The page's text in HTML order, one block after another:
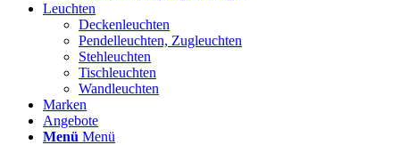
Leuchten
Deckenleuchten
Pendelleuchten, Zugleuchten
Stehleuchten
Tischleuchten
Wandleuchten
Marken
Angebote
Menü Menü